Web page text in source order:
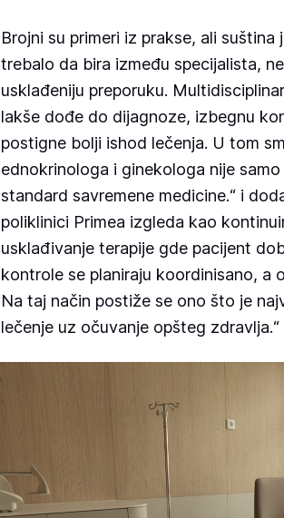
Brojni su primeri iz prakse, ali suština
trebalo da bira između specijalista,
usklađeniju preporuku.
lakše dođe do dijagnoze, izbegnu
postigne bolji ishod lečenja. U tom
ednokrinologa i ginekologa nije
standard savremene medicine.“ i
poliklinici Primea izgleda kao
usklađivanje terapije gde pacijent
kontrole se planiraju koordinisano, a
Na taj način postiže se ono što je
lečenje uz očuvanje opšteg zdravlja.“